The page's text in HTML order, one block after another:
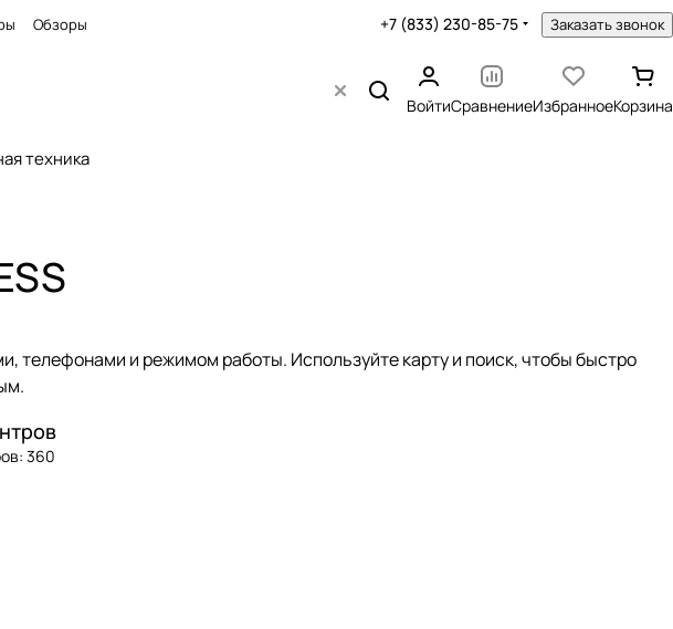
Обзоры +7 (833) 230-85-75 Заказать звонок
ВойтиСравнениеИзбранноеКорзина
техника
телефонами и режимом работы. Используйте карту и поиск, чтобы быстро
360